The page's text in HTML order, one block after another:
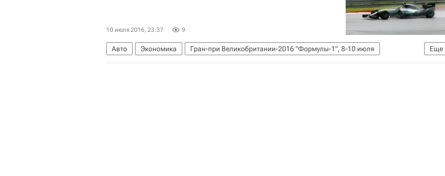
10 июля 2016, 23:37 9
Еще
Авто Экономика
Гран-при Великобритании-2016 "Формулы-1", 8-10 июля
Формула-1
Мерседес Нико Росберг